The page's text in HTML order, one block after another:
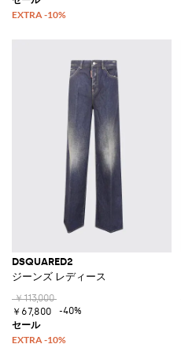
DSQUARED2
ジーンズ レディース
￥113,000
￥67,800
-40%